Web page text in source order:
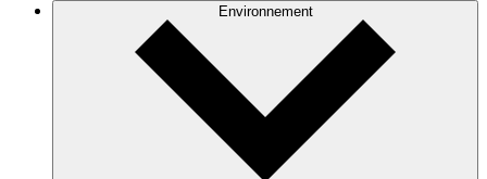
Environnement